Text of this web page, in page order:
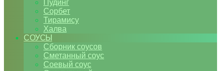
Пудинг
Сорбет
Тирамису
Халва
СОУСЫ
Сборник соусов
Сметанный соус
Соевый соус